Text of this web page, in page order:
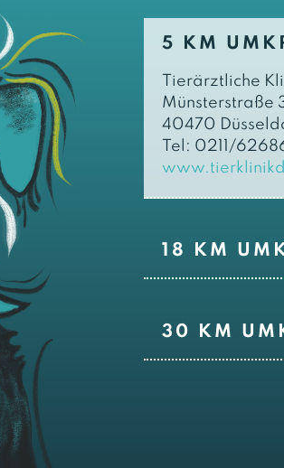
5 KM
Tierärztliche
Münsterstraße
40470
Tel: 0211/
18 KM
30 KM